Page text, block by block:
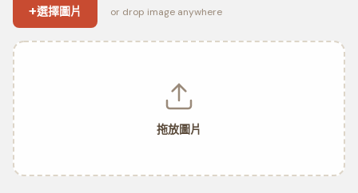
+選擇圖片 or drop image anywhere
拖放圖片